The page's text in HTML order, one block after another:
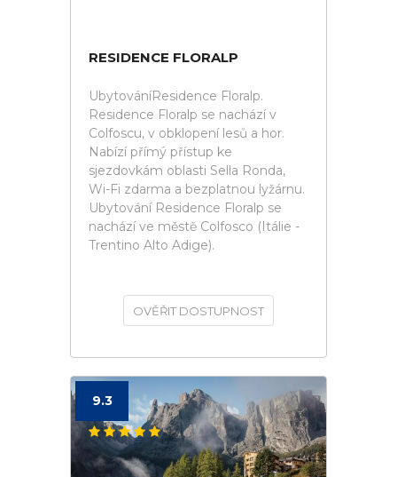
RESIDENCE FLORALP
UbytováníResidence Floralp.
Residence Floralp se nachází v
Colfoscu, v obklopení lesů a hor.
Nabízí přímý přístup ke
sjezdovkám oblasti Sella Ronda,
Wi-Fi zdarma a bezplatnou lyžárnu.
Ubytování Residence Floralp se
nachází ve městě Colfosco (Itálie -
Trentino Alto Adige).
OVĚŘIT DOSTUPNOST
9.3